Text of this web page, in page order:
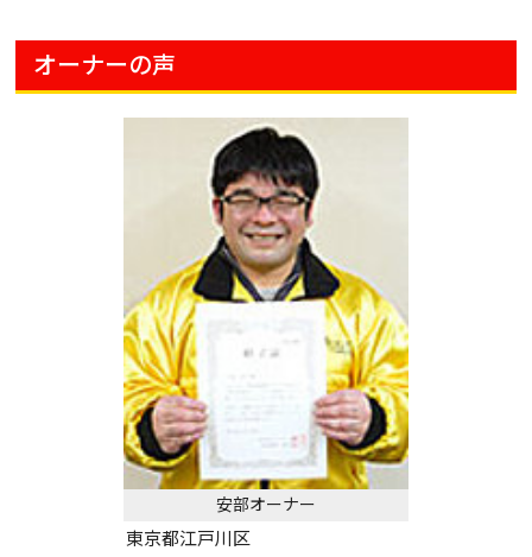
オーナーの声
安部オーナー
東京都江戸川区